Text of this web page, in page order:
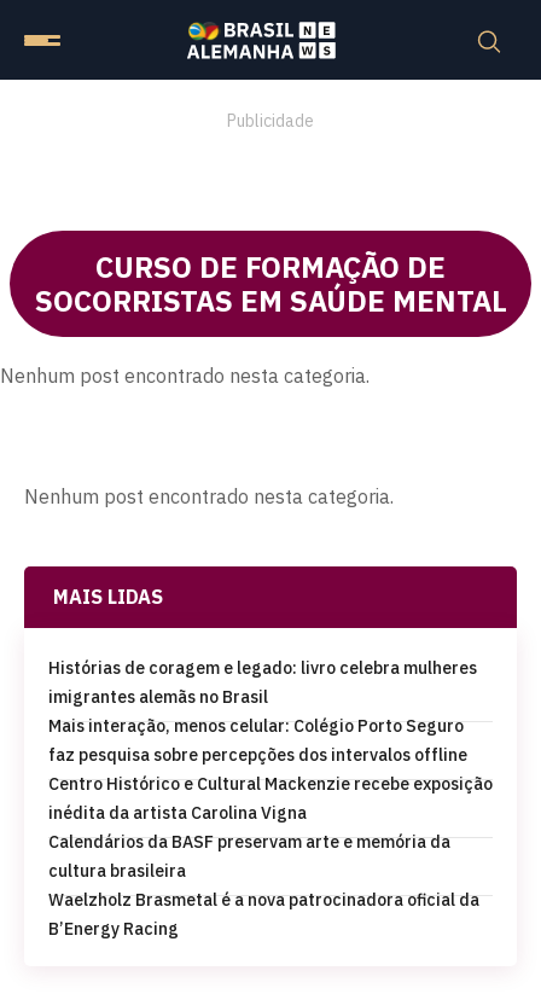
Publicidade
CURSO DE FORMAÇÃO DE
SOCORRISTAS EM SAÚDE MENTAL
Nenhum post encontrado nesta categoria.
Nenhum post encontrado nesta categoria.
MAIS LIDAS
Histórias de coragem e legado: livro celebra mulheres
imigrantes alemãs no Brasil
Mais interação, menos celular: Colégio Porto Seguro
faz pesquisa sobre percepções dos intervalos offline
Centro Histórico e Cultural Mackenzie recebe exposição
inédita da artista Carolina Vigna
Calendários da BASF preservam arte e memória da
cultura brasileira
Waelzholz Brasmetal é a nova patrocinadora oficial da
B’Energy Racing